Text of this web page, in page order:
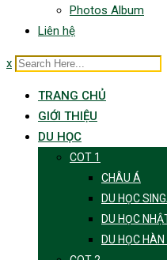
Photos Album
Liên hệ
x
TRANG CHỦ
GIỚI THIỆU
DU HỌC
COT 1
CHÂU Á
DU HỌC
DU HỌC
DU HỌC